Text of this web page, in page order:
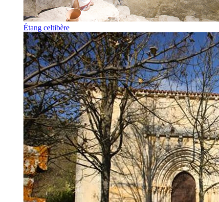
Étang celtibère